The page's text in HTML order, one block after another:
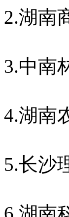
2.湖南
3.中南
4.湖南
5.长沙